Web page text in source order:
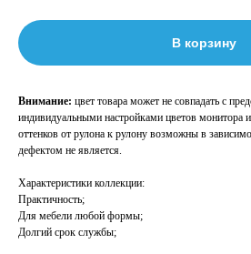
В корзину
Внимание: цвет товара может не совпадать с
индивидуальными настройками цветов монитора
оттенков от рулона к рулону возможны в
дефектом не является.
Характеристики коллекции:
Практичность;
Для мебели любой формы;
Долгий срок службы;